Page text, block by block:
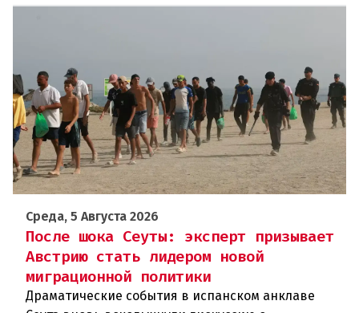
Среда, 5 Августа 2026
После шока Сеуты: эксперт призывает
Австрию стать лидером новой
миграционной политики
Драматические события в испанском анклаве